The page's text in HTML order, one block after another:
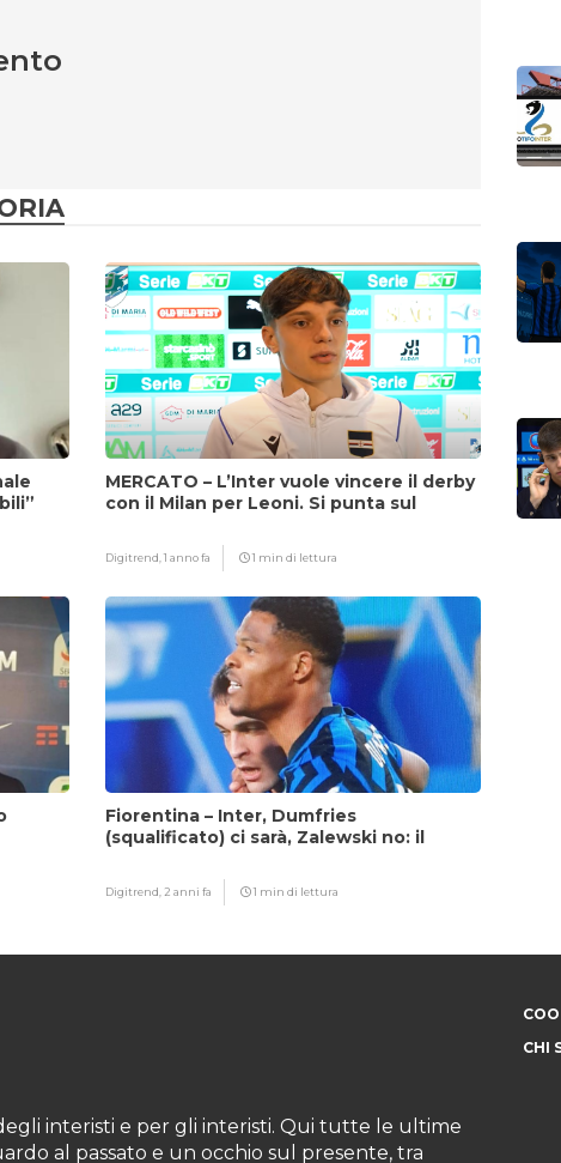
MERCATO – L’Inter vuole vincere il derby
con il Milan per Leoni. Si punta sul
Digitrend,1 anno fa 1 min di lettura
Fiorentina – Inter, Dumfries
(squalificato) ci sarà, Zalewski no: il
Digitrend,2 anni fa 1 min di lettura
interisti e per gli interisti. Qui tutte le ultime
al passato e un occhio sul presente, tra
CHI